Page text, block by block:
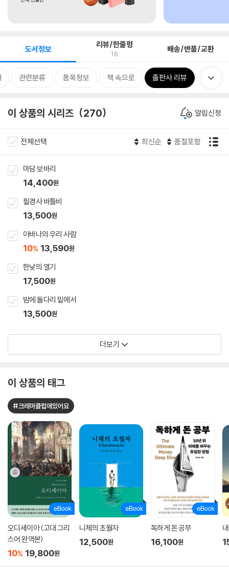
도서정보 리뷰/한줄평
16 배송/반품/교환
관련분류 품목정보 책 속으로 출판사 리뷰
이 상품의 시리즈 270 알림신청
전체선택 최신순 품절포함
마담 보바리
14,400원
필경사 바틀비
13,500원
아바나의 우리 사람
10% 13,590원
한낮의 열기
17,500원
밤에 돌다리 밑에서
13,500원
더보기
이 상품의 태그
#크레마클럽에있어요
오디세이아 (고대 그리
스어 완역본)
10% 19,800원
니체의 초월자
12,500원
독하게 돈 공부
16,100원